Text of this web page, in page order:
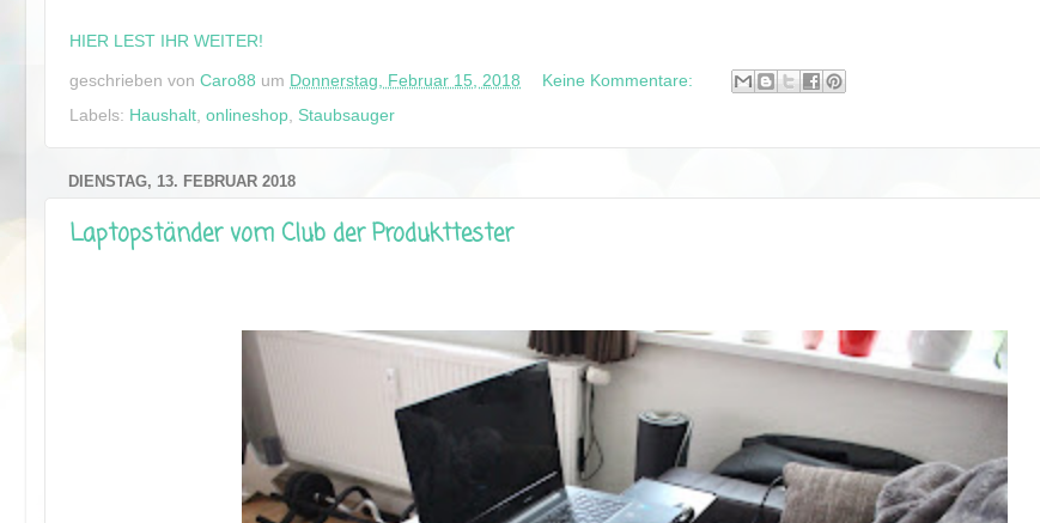
HIER LEST IHR WEITER!
geschrieben von Caro88 um Donnerstag, Februar 15, 2018
Keine Kommentare:
Labels: Haushalt onlineshop Staubsauger
DIENSTAG, 13. FEBRUAR 2018
Laptopständer vom Club der Produkttester